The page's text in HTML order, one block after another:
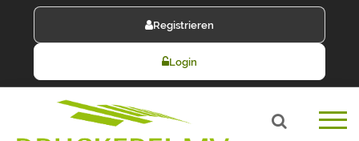
Registrieren
Login